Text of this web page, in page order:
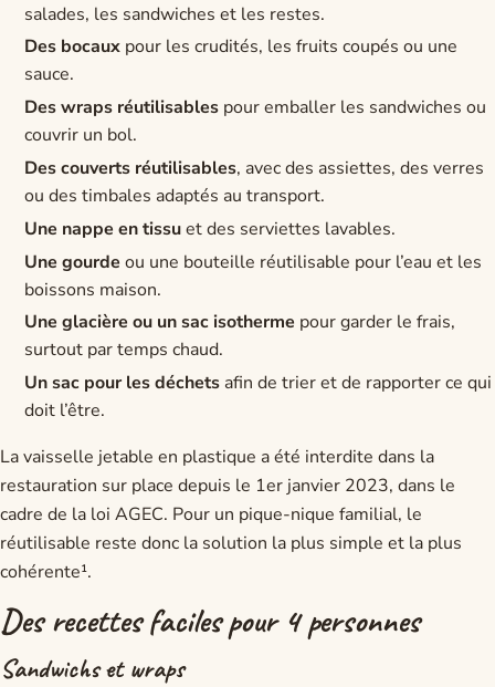
salades, les sandwiches et les restes.
Des bocaux pour les crudités, les fruits coupés ou une
sauce.
Des wraps réutilisables pour emballer les sandwiches ou
couvrir un bol.
Des couverts réutilisables, avec des assiettes, des verres
ou des timbales adaptés au transport.
Une nappe en tissuet des serviettes lavables.
Une gourde ou une bouteille réutilisable pour l’eau et les
boissons maison.
Une glacière ou un sac isotherme pour garder le frais,
surtout par temps chaud.
Un sac pour les déchets afin de trier et de rapporter ce qui
doit l’être.
La vaisselle jetable en plastique a été interdite dans la
restauration sur place depuis le 1er janvier 2023, dans le
cadre de la loi AGEC. Pour un pique-nique familial, le
réutilisable reste donc la solution la plus simple et la plus
cohérente¹.
Des recettes faciles pour 4 personnes
Sandwichs et wraps